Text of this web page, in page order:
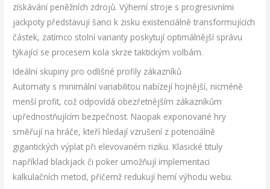
získávání peněžních zdrojů. Výherní stroje s progresivními
jackpoty představují šanci k zisku existenciálně transformujících
částek, zatímco stolní varianty poskytují optimálnější správu
týkající se procesem kola skrze taktickým volbám.
Ideální skupiny pro odlišné profily zákazníků
Automaty s minimální variabilitou nabízejí hojnější, nicméně
menší profit, což odpovídá obezřetnějším zákazníkům
upřednostňujícím bezpečnost. Naopak exponované hry
směřují na hráče, kteří hledají vzrušení z potenciálně
gigantických výplat při elevovaném riziku. Klasické tituly
například blackjack či poker umožňují implementaci
kalkulačních metod, přičemž redukují herní výhodu webu.